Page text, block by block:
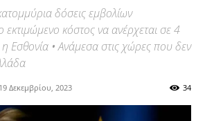
δόσεις εμβολίων
εκτιμώμενο κόστος να ανέρχεται σε 4
Εσθονία • Ανάμεσα στις χώρες που δεν
19 Δεκεμβρίου, 2023 34